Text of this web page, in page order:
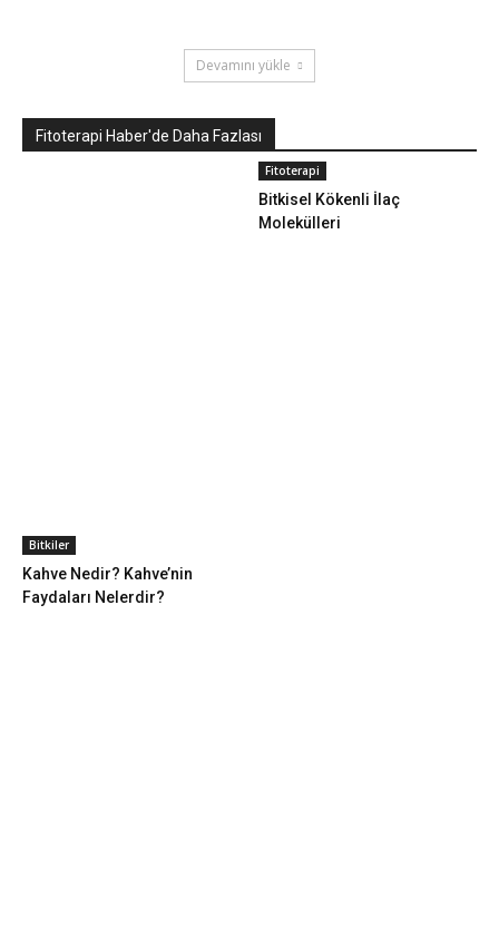
Devamını yükle
Fitoterapi Haber'de Daha Fazlası
Bitkiler
Kahve Nedir? Kahve’nin
Faydaları Nelerdir?
Fitoterapi
Bitkisel Kökenli İlaç
Molekülleri